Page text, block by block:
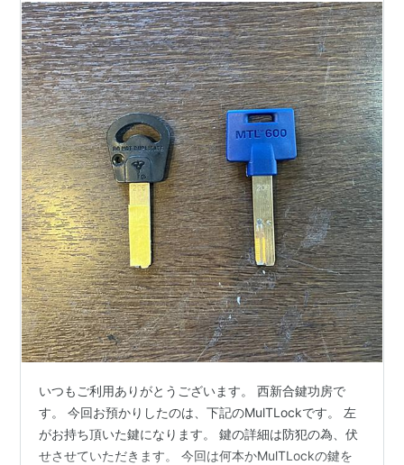
いつもご利用ありがとうございます。 西新合鍵功房で
す。 今回お預かりしたのは、下記のMulTLockです。 左
がお持ち頂いた鍵になります。 鍵の詳細は防犯の為、伏
せさせていただきます。 今回は何本かMulTLockの鍵を